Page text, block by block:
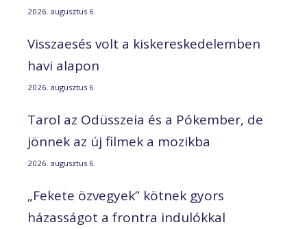
2026. augusztus 6.
Visszaesés volt a kiskereskedelemben
havi alapon
2026. augusztus 6.
Tarol az Odüsszeia és a Pókember, de
jönnek az új filmek a mozikba
2026. augusztus 6.
„Fekete özvegyek” kötnek gyors
házasságot a frontra indulókkal